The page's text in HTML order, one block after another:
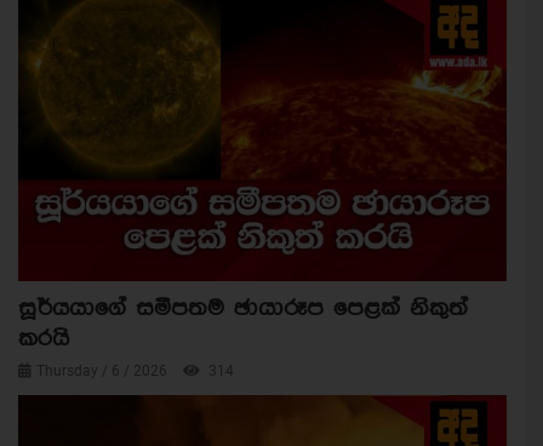
සූර්යයාගේ සමීපතම ඡායාරූප පෙළක් නිකුත්
කරයි
Thursday / 6 / 2026 314